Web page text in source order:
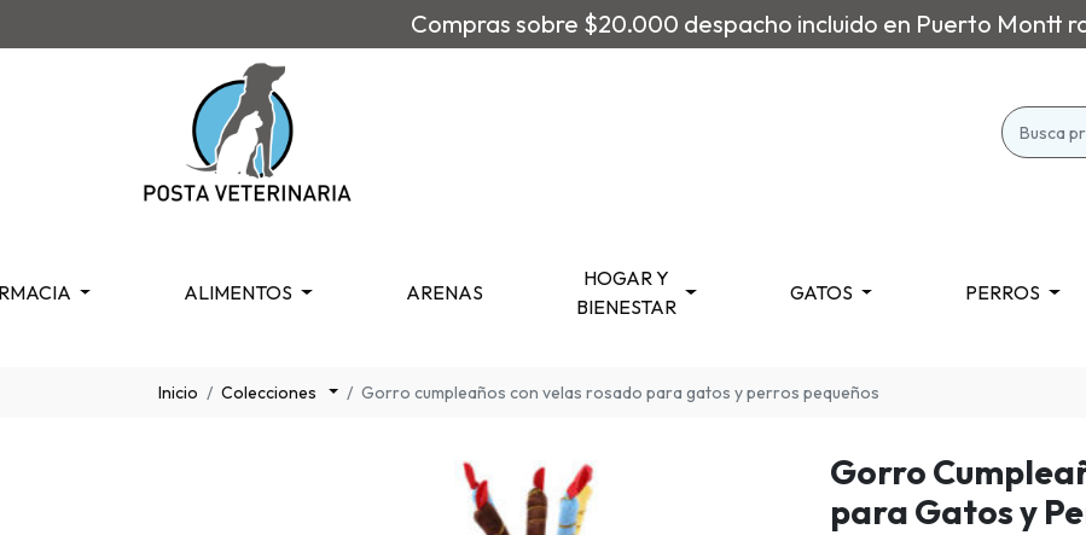
Compras sobre $20.000 despacho incluido en Puerto Montt
ALIMENTOS ARENAS
HOGAR Y
BIENESTAR
GATOS PERROS
Inicio Colecciones Gorro cumpleaños con velas rosado para gatos y perros pequeños
Gorro
para Gatos y